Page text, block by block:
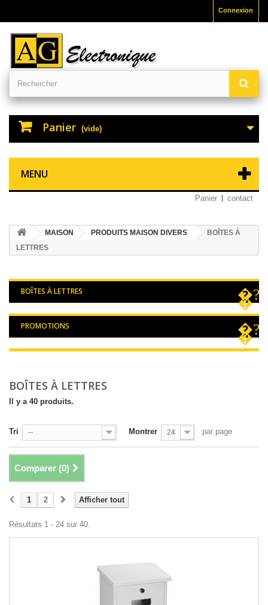
Connexion
Panier (vide)
MENU
Panier contact
MAISON PRODUITS MAISON DIVERS
BOÎTES À
LETTRES
BOÎTES À LETTRES
PROMOTIONS
BOÎTES À LETTRES
Il y a 40 produits.
Tri -- Montrer 24 par page
Comparer (0)
Afficher tout
1 2
Résultats 1 - 24 sur 40.